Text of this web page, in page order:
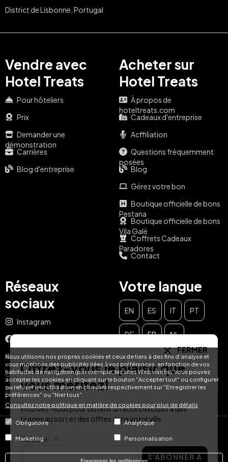
Nous utilisons nos propres cookies et ceux de tiers à des fins d'analyse et
vous montrons des publicités liées à vos préférences, en fonction de vos
habitudes de navigation (par exemple, les sites Web visités). Vous pouvez
accepter les cookies en cliquant sur le bouton "Accepter tout" ou configurer
ou refuser leur utilisation en cliquant respectivement sur "Enregistrer les
préférences" ou "Nier tous".
Consultez notre politique en matière de cookies pour plus de détails
Obligatoire Analytique
Marketing Personnalisation
District de Lisbonne, Portugal
Vendre avec
Hotel Treats
Pour hôteliers
Prix
Demander une
démonstration
Carrières
Blog d'entreprise
Acheter sur
Hotel Treats
À propos de
hoteltreats.com
Cadeaux d'entreprise
Acffiliation
Questions fréquemment
posées
Blog
Gérez votre bon
Boutique officielle de bons
Pestana
Boutique officielle de bons
Vila Galé
Coffrets Cadeaux
Paradores
Contact
Réseaux
sociaux
Instagram
YouTube
TikTok
LinkedIn
Votre langue
EN ES IT PT
DE FR NL
© Hotel Treats 2026
Tel: +34 871 51 00 40 (9:00 - 19:00 CEST)
FERMER
Offrez-vous le plaisir que
vous méritez!
Inscrivez-vous pour obtenir un accès exclusif à des
tirages au sort et des offres dans votre ville.
Courriel :
S'ABONNER À